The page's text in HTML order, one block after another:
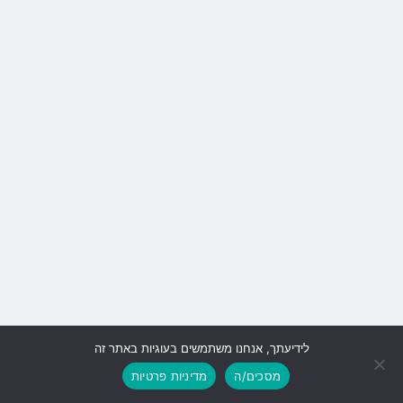
גלילה
לראש
לידיעתך, אנחנו משתמשים בעוגיות באתר זה
מסכים/ה
מדיניות פרטיות